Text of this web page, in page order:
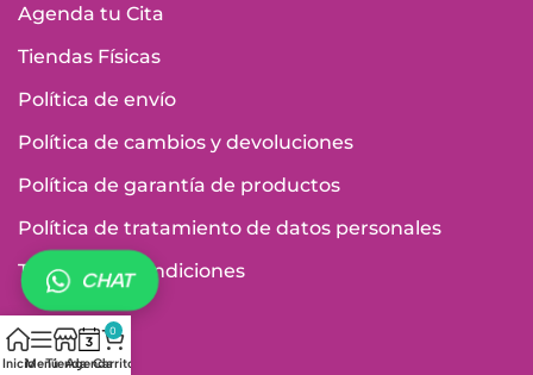
Agenda tu Cita
Tiendas Físicas
Política de envío
Política de cambios y devoluciones
Política de garantía de productos
Política de tratamiento de datos personales
Términos y Condiciones
CHAT
InicioMenúTiendaAgenda
0
Carrito